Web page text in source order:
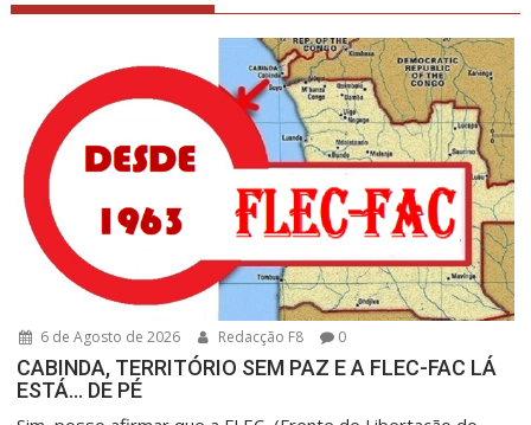
6 de Agosto de 2026 Redacção F8 0
CABINDA, TERRITÓRIO SEM PAZ E A FLEC-FAC LÁ
ESTÁ… DE PÉ